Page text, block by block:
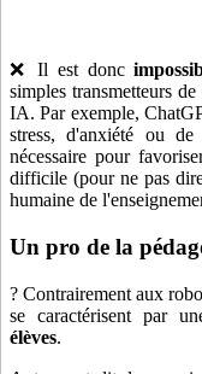
❌ Il est donc
simples transmetteurs
IA. Par exemple,
stress, d'anxiété ou de
nécessaire pour
difficile (pour ne pas
humaine de
Un pro de la
? Contrairement aux
se caractérisent par
élèves.